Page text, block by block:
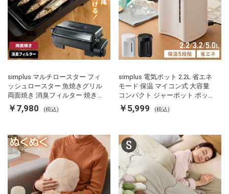
simplus マルチロースター フィ
ッシュロースター 魚焼きグリル
両面焼き 消臭フィルター 焼き魚
両面ヒーター タイマー付き SP-
FRS01 マットブラック シンプラ
￥7,980 (税込)
simplus 電気ポット 2.2L 省エネ
モード 保温 マイコン式 大容量
コンパクト ジャーポット ポット
カルキ抜き 空焚き防止 温度調節
軽量 SP-PD22 シンプラス
￥5,999 (税込)